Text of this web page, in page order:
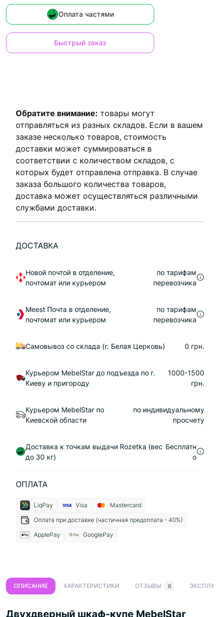
Оплата частями
Быстрый заказ
Обратите внимание: товары могут
отправляться из разных складов. Если в вашем
заказе несколько товаров, стоимость
доставки может суммироваться в
соответствии с количеством складов, с
которых будет отправлена ​​отправка. В случае
заказа большого количества товаров,
доставка может осуществляться различными
службами доставки.
ДОСТАВКА
Новой почтой в отделение,
почтомат или курьером
по тарифам
перевозчика
Meest Почта в отделение,
почтомат или курьером
по тарифам
перевозчика
Самовывоз со склада (г. Белая Церковь) 0 грн.
Курьером MebelStar до подъезда по г.
Киеву и пригороду
1000-1500
грн.
Курьером MebelStar по
Киевской области
по индивидуальному
просчету
Доставка к точкам выдачи Rozetka (вес
до 30 кг)
Бесплатн
о
ОПЛАТА
LiqPay Visa
Mastercard
Оплата при доставке (частичная предоплата - 40%)
ApplePay
GooglePay
ОПИСАНИЕ ХАРАКТЕРИСТИКИ ОТЗЫВЫ 0
Двухдверный шкаф-купе MebelStar